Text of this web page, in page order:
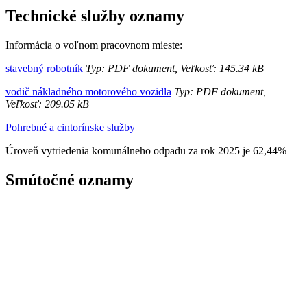
Technické služby oznamy
Informácia o voľnom pracovnom mieste:
stavebný robotník Typ: PDF dokument, Veľkosť: 145.34 kB
vodič nákladného motorového vozidla Typ: PDF dokument,
Veľkosť: 209.05 kB
Pohrebné a cintorínske služby
Úroveň vytriedenia komunálneho odpadu za rok 2025 je 62,44%
Smútočné oznamy